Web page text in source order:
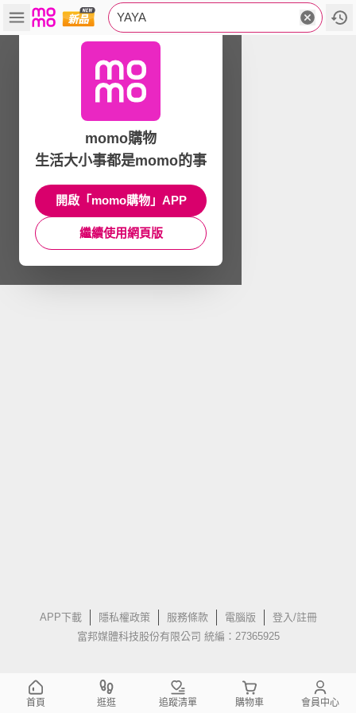
YAYA
APP下載 隱私權政策 服務條款 電腦版
登入/註冊
富邦媒體科技股份有限公司 統編：27365925
momo購物
生活大小事都是momo的事
開啟「momo購物」APP
繼續使用網頁版
首頁 逛逛 追蹤清單 購物車 會員中心